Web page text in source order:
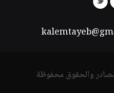
والحقوق محفوظة